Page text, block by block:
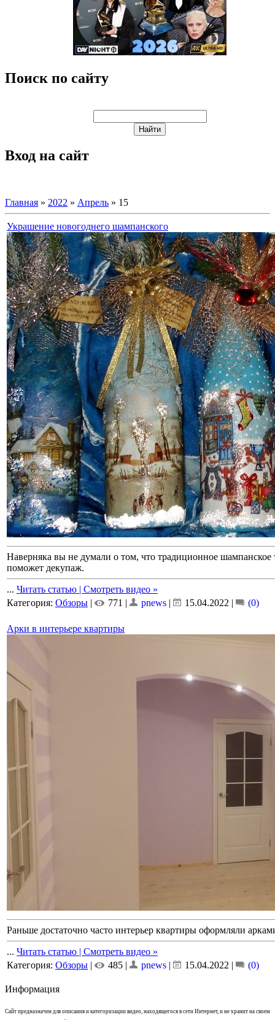
Поиск по сайту
Вход на сайт
Главная » 2022 » Апрель » 15
Украшение новогоднего шампанского
Наверняка вы не думали о том, что традиционное
поможет декупаж.
... Читать статью | Смотреть видео »
Категория: Обзоры | 771 | pnews | 15.04.2022 | (0)
Арки в интерьере квартиры
Раньше достаточно часто интерьер квартиры оформляли
... Читать статью | Смотреть видео »
Категория: Обзоры | 485 | pnews | 15.04.2022 | (0)
Информация
Сайт предназначен для описания и категоризации видео, находящегося в сети Интернет, и не хранит на своем